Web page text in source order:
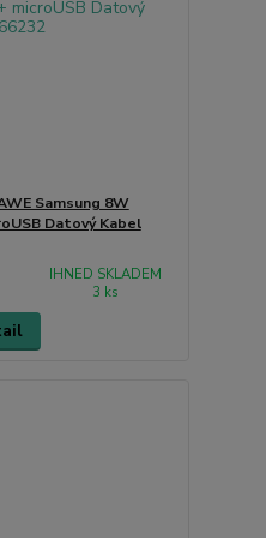
Samsung 8W
Datový Kabel
IHNED SKLADEM
3 ks